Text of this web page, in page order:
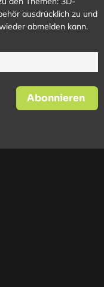
ausdrücklich zu und
abmelden kann.
Abonnieren